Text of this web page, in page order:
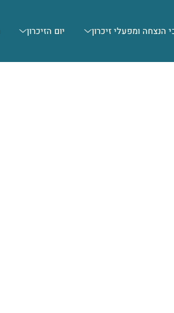
הנצחה ומפעלי זיכרון יום הזיכרון